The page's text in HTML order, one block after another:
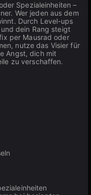
Spezialeinheiten –
Wer jeden aus dem
Durch Level-ups
dein Rang steigt
per Mausrad oder
nutze das Visier für
Angst, dich mit
zu verschaffen.